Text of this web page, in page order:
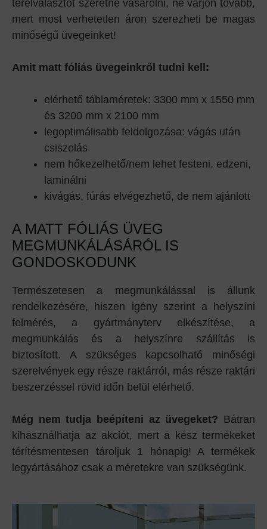
térelválasztót szeretne vásárolni, ne várjon tovább,
mert most verhetetlen áron szerezheti be magas
minőségű üvegeinket!
Amit matt fóliás üvegeinkről tudni kell:
elérhető táblaméretek: 3300 mm x 1550 mm
és 3200 mm x 2100 mm
legoptimálisabb feldolgozása: vágás után
csiszolás
nem hőkezelhető/nem lehet festeni, edzeni,
laminálni
kivágás, fúrás elvégezhető, de nem ajánlott
A MATT FÓLIÁS ÜVEG
MEGMUNKÁLÁSÁRÓL IS
GONDOSKODUNK
Természetesen a megmunkálással is állunk
rendelkezésére, hiszen igény szerint a helyszíni
felmérés, a gyártmányterv elkészítése, a
megmunkálás és a helyszínre szállítás is
biztosított. A szükséges kapcsolható minőségi
szerelvények egy része raktárról, más része raktári
beszerzéssel rövid időn belül elérhető.
Még nem tudja beépíteni az üvegeket? Bátran
kihasználhatja az akciót, mert a kész termékeket
térítésmentesen tároljuk 1 hónapig! A termékek
legyártásához csak a méretekre van szükségünk.